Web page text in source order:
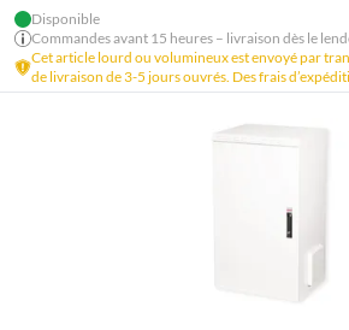
Disponible
Commandes avant 15 heures – livraison dès le
Cet article lourd ou volumineux est envoyé par
de livraison de 3-5 jours ouvrés. Des frais